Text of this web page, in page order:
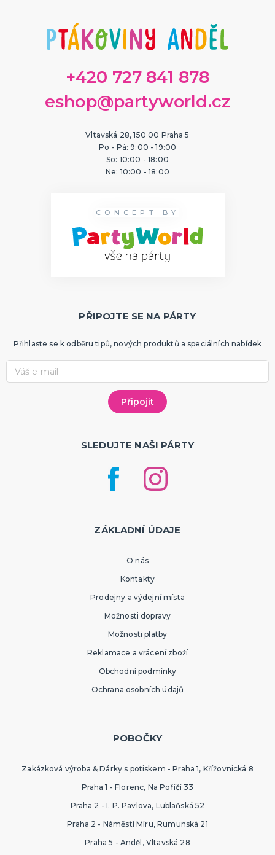
+420 727 841 878
eshop@partyworld.cz
Vltavská 28, 150 00 Praha 5
Po - Pá: 9:00 - 19:00
So: 10:00 - 18:00
Ne: 10:00 - 18:00
CONCEPT BY
PŘIPOJTE SE NA PÁRTY
Přihlaste se k odběru tipů, nových produktů a speciálních nabídek
SLEDUJTE NAŠI PÁRTY
ZÁKLADNÍ ÚDAJE
O nás
Kontakty
Prodejny a výdejní místa
Možnosti dopravy
Možnosti platby
Reklamace a vrácení zboží
Obchodní podmínky
Ochrana osobních údajů
POBOČKY
Zakázková výroba & Dárky s potiskem - Praha 1, Křížovnická 8
Praha 1 - Florenc, Na Poříčí 33
Praha 2 - I. P. Pavlova, Lublaňská 52
Praha 2 - Náměstí Míru, Rumunská 21
Praha 5 - Anděl, Vltavská 28